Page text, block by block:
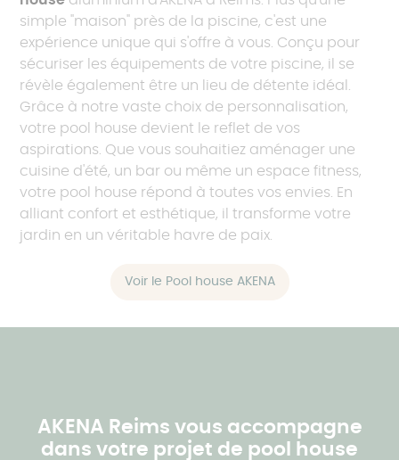
simple "maison" près de la piscine, c'est une
expérience unique qui s'offre à vous. Conçu pour
sécuriser les équipements de votre piscine, il se
révèle également être un lieu de détente idéal.
Grâce à notre vaste choix de personnalisation,
votre pool house devient le reflet de vos
aspirations. Que vous souhaitiez aménager une
cuisine d'été, un bar ou même un espace fitness,
votre pool house répond à toutes vos envies. En
alliant confort et esthétique, il transforme votre
jardin en un véritable havre de paix.
Voir le Pool house AKENA
AKENA Reims vous accompagne
dans votre projet de pool house